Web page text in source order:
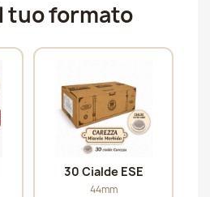
tuo formato
30 Cialde ESE
44mm